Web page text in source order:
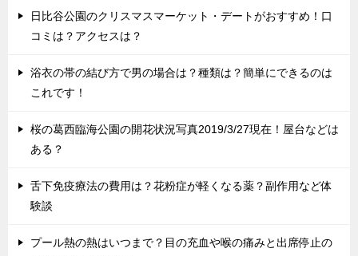
日比谷公園のクリスマスマーケット・デートがおすすめ！口
コミは？アクセスは？
浴衣の帯の結び方で男の場合は？種類は？簡単にできるのは
これです！
桜の葛西臨海公園の開花状況写真2019/3/27現在！屋台などは
ある？
舌下免疫療法の費用は？花粉症が軽くなる薬？副作用など体
験談
プール熱の熱はいつまで？目の充血や喉の痛みと出席停止の